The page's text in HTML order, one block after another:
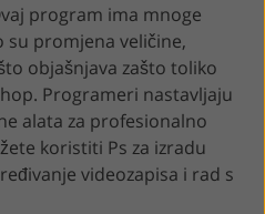
program ima mnoge
su promjena veličine,
objašnjava zašto toliko
Programeri nastavljaju
alata za profesionalno
koristiti Ps za izradu
videozapisa i rad s